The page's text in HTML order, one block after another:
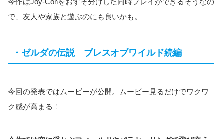
で、友人や家族と遊ぶのにも良いかも。
・ゼルダの伝説 ブレスオブワイルド続編
今回の発表ではムービーが公開。ムービー見るだけでワクワ
ク感が高まる！